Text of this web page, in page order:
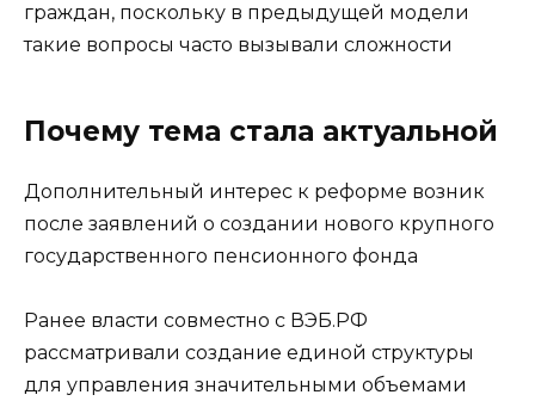
граждан, поскольку в предыдущей модели
такие вопросы часто вызывали сложности
Почему тема стала актуальной
Дополнительный интерес к реформе возник
после заявлений о создании нового крупного
государственного пенсионного фонда
Ранее власти совместно с ВЭБ.РФ
рассматривали создание единой структуры
для управления значительными объемами